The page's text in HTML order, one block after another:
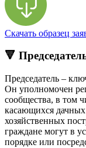
Скачать образец
🔻
Председатель –
Он уполномочен
сообщества, в том
касающихся дачных
хозяйственных
граждане могут в
порядке или